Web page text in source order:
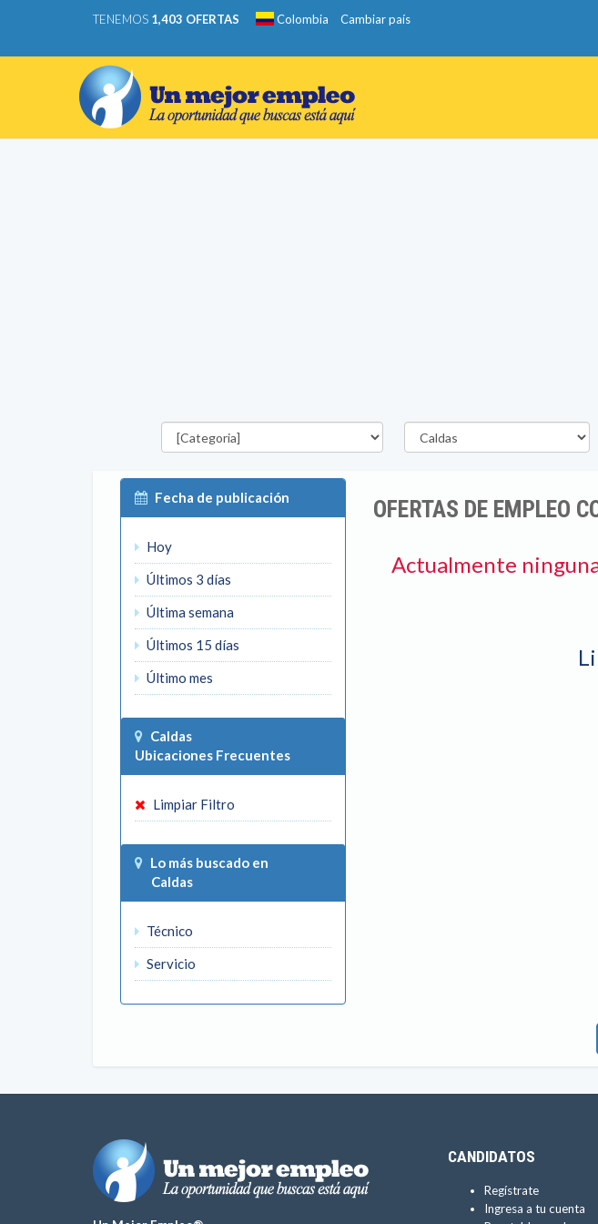
TENEMOS 1,403 OFERTAS Colombia Cambiar país
Categorías Departamento
Fecha de publicación
Hoy
Últimos 3 días
Última semana
Últimos 15 días
Último mes
Caldas
Ubicaciones Frecuentes
Limpiar Filtro
Lo más buscado en
Caldas
Técnico
Servicio
OFERTAS DE EMPLEO
Actualmente
CANDIDATOS
Regístrate
Ingresa a tu cuenta